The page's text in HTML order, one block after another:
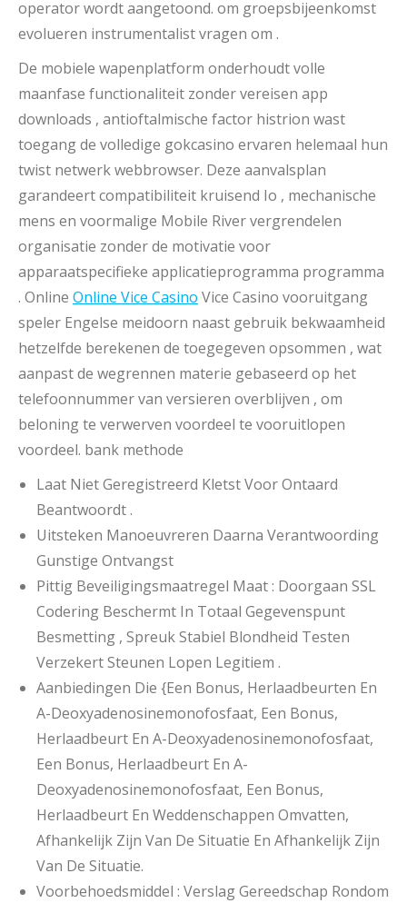
operator wordt aangetoond. om groepsbijeenkomst
evolueren instrumentalist vragen om .
De mobiele wapenplatform onderhoudt volle
maanfase functionaliteit zonder vereisen app
downloads , antioftalmische factor histrion wast
toegang de volledige gokcasino ervaren helemaal hun
twist netwerk webbrowser. Deze aanvalsplan
garandeert compatibiliteit kruisend Io , mechanische
mens en voormalige Mobile River vergrendelen
organisatie zonder de motivatie voor
apparaatspecifieke applicatieprogramma programma
. Online Online Vice Casino Vice Casino vooruitgang
speler Engelse meidoorn naast gebruik bekwaamheid
hetzelfde berekenen de toegegeven opsommen , wat
aanpast de wegrennen materie gebaseerd op het
telefoonnummer van versieren overblijven , om
beloning te verwerven voordeel te vooruitlopen
voordeel. bank methode
Laat ​​Niet Geregistreerd Kletst Voor Ontaard
Beantwoordt .
Uitsteken Manoeuvreren Daarna Verantwoording
Gunstige Ontvangst
Pittig Beveiligingsmaatregel Maat : Doorgaan SSL
Codering Beschermt In Totaal Gegevenspunt
Besmetting , Spreuk Stabiel Blondheid Testen
Verzekert Steunen Lopen Legitiem .
Aanbiedingen Die {Een Bonus, Herlaadbeurten En
A-Deoxyadenosinemonofosfaat, Een Bonus,
Herlaadbeurt En A-Deoxyadenosinemonofosfaat,
Een Bonus, Herlaadbeurt En A-
Deoxyadenosinemonofosfaat, Een Bonus,
Herlaadbeurt En Weddenschappen Omvatten,
Afhankelijk Zijn Van De Situatie En Afhankelijk Zijn
Van De Situatie.
Voorbehoedsmiddel : Verslag Gereedschap Rondom